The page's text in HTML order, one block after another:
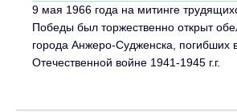
9 мая 1966 года на митинге
Победы был торжественно открыт
города Анжеро-Судженска, погибших
Отечественной войне 1941-1945 г.г.